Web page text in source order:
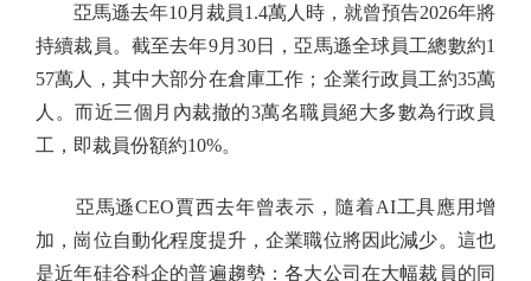
亞馬遜去年10月裁員1.4萬人時，就曾預告2026年將
持續裁員。截至去年9月30日，亞馬遜全球員工總數約1
57萬人，其中大部分在倉庫工作；企業行政員工約35萬
人。而近三個月內裁撤的3萬名職員絕大多數為行政員
工，即裁員份額約10%。
亞馬遜CEO賈西去年曾表示，隨着AI工具應用增
加，崗位自動化程度提升，企業職位將因此減少。這也
是近年硅谷科企的普遍趨勢：各大公司在大幅裁員的同